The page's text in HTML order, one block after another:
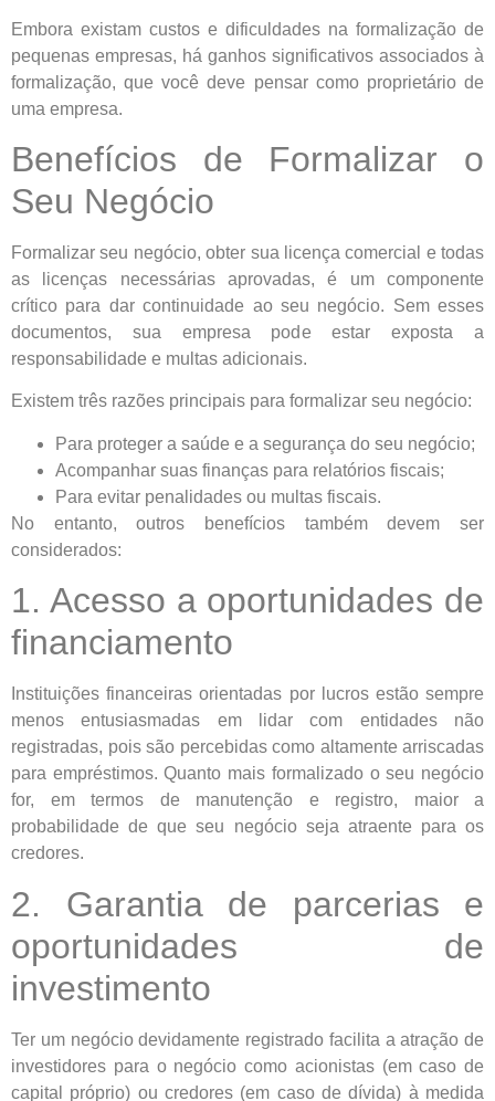
Embora existam custos e dificuldades na formalização de
pequenas empresas, há ganhos significativos associados à
formalização, que você deve pensar como proprietário de
uma empresa.
Benefícios de Formalizar o
Seu Negócio
Formalizar seu negócio, obter sua licença comercial e todas
as licenças necessárias aprovadas, é um componente
crítico para dar continuidade ao seu negócio. Sem esses
documentos, sua empresa pode estar exposta a
responsabilidade e multas adicionais.
Existem três razões principais para formalizar seu negócio:
Para proteger a saúde e a segurança do seu negócio;
Acompanhar suas finanças para relatórios fiscais;
Para evitar penalidades ou multas fiscais.
No entanto, outros benefícios também devem ser
considerados:
1. Acesso a oportunidades de
financiamento
Instituições financeiras orientadas por lucros estão sempre
menos entusiasmadas em lidar com entidades não
registradas, pois são percebidas como altamente arriscadas
para empréstimos. Quanto mais formalizado o seu negócio
for, em termos de manutenção e registro, maior a
probabilidade de que seu negócio seja atraente para os
credores.
2. Garantia de parcerias e
oportunidades de
investimento
Ter um negócio devidamente registrado facilita a atração de
investidores para o negócio como acionistas (em caso de
capital próprio) ou credores (em caso de dívida) à medida